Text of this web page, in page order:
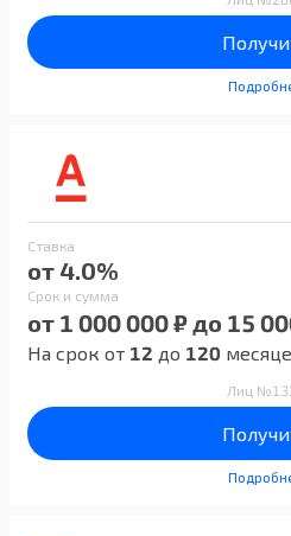
Ставка
от 4.0%
Срок и сумма
от 1 000 000 ₽ до 15
На срок от 12 до 120
Лиц